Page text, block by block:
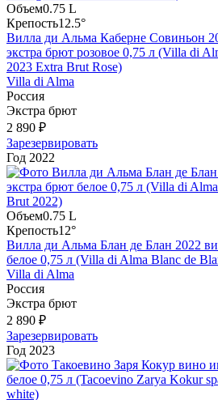
Объем0.75 L
Крепость12.5°
Вилла ди Альма Каберне Совиньон
экстра брют розовое 0,75 л (Villa di
2023 Extra Brut Rose)
Villa di Alma
Россия
Экстра брют
2 890 ₽
Зарезервировать
Год 2022
Объем0.75 L
Крепость12°
Вилла ди Альма Блан де Блан 2022
белое 0,75 л (Villa di Alma Blanc de
Villa di Alma
Россия
Экстра брют
2 890 ₽
Зарезервировать
Год 2023